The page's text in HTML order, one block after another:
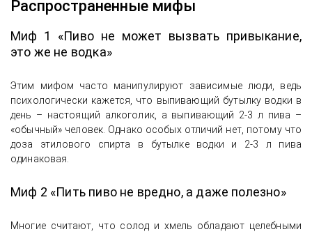
Распространенные мифы
Миф 1 «Пиво не может вызвать привыкание,
это же не водка»
Этим мифом часто манипулируют зависимые люди, ведь
психологически кажется, что выпивающий бутылку водки в
день – настоящий алкоголик, а выпивающий 2-3 л пива –
«обычный» человек. Однако особых отличий нет, потому что
доза этилового спирта в бутылке водки и 2-3 л пива
одинаковая.
Миф 2 «Пить пиво не вредно, а даже полезно»
Многие считают, что солод и хмель обладают целебными